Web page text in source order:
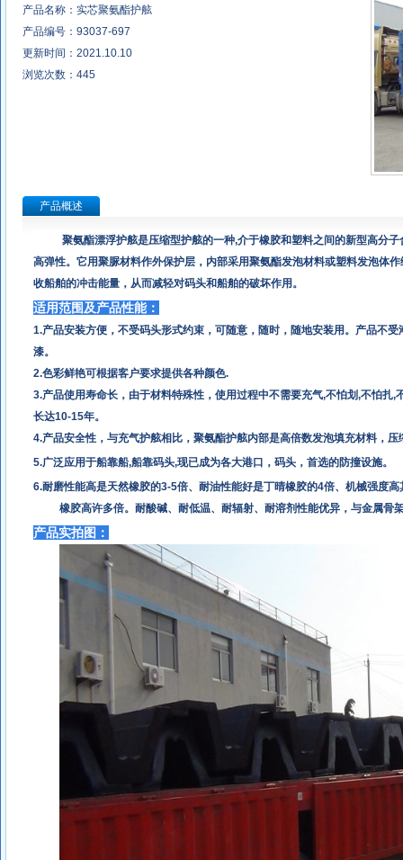
产品名称：实芯聚氨酯护舷
产品编号：93037-697
更新时间：2021.10.10
浏览次数： 445
产品概述
聚氨酯漂浮护舷是压缩型护舷的一种,介于橡胶和塑料之间的新型高分
高弹性。它用聚脲材料作外保护层，内部采用聚氨酯发泡材料或塑料发泡体
收船舶的冲击能量，从而减轻对码头和船舶的破坏作用。
适用范围及产品性能：
1.产品安装方便，不受码头形式约束，可随意，随时，随地安装用。产品不
漆。
2.色彩鲜艳可根据客户要求提供各种颜色.
3.产品使用寿命长，由于材料特殊性，使用过程中不需要充气,不怕划,不怕扎,
长达10-15年。
4.产品安全性，与充气护舷相比，聚氨酯护舷内部是高倍数发泡填充材料，
5.广泛应用于船靠船,船靠码头,现已成为各大港口，码头，首选的防撞设施。
6.耐磨性能高是天然橡胶的3-5倍、耐油性能好是丁晴橡胶的4倍、机械强度高
橡胶高许多倍。耐酸碱、耐低温、耐辐射、耐溶剂性能优异，与金属骨
产品实拍图：